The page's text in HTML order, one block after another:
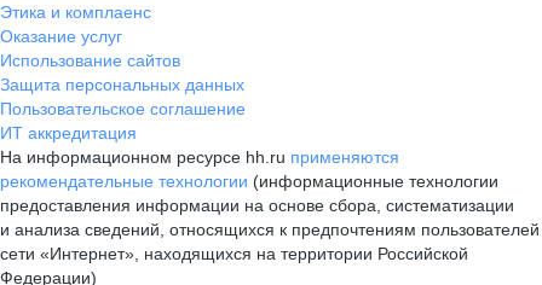
Этика и комплаенс
Оказание услуг
Использование сайтов
Защита персональных данных
Пользовательское соглашение
ИТ аккредитация
На информационном ресурсе hh.ru применяются
рекомендательные технологии (информационные технологии
предоставления информации на основе сбора, систематизации
и анализа сведений, относящихся к предпочтениям пользователей
сети «Интернет», находящихся на территории Российской
Федерации)